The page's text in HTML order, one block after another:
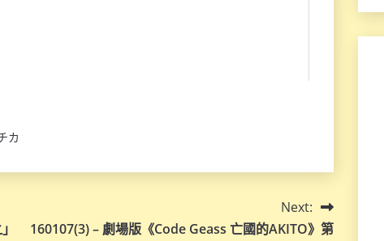
カ
Next:
160107(3) – 劇場版《Code Geass 亡國的AKITO》第